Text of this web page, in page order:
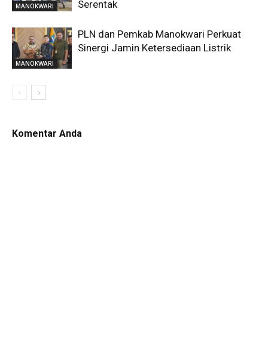
MANOKWARI Serentak
MANOKWARI
PLN dan Pemkab Manokwari Perkuat
Sinergi Jamin Ketersediaan Listrik
Komentar Anda